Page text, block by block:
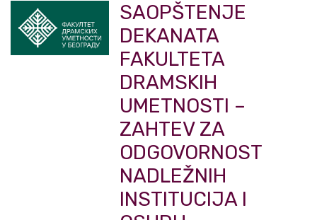
SAOPŠTENJE
DEKANATA
FAKULTETA
DRAMSKIH
UMETNOSTI –
ZAHTEV ZA
ODGOVORNOST
NADLEŽNIH
INSTITUCIJA I